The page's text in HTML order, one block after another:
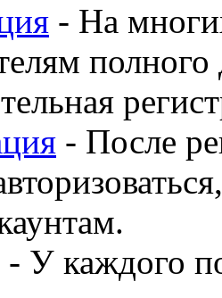
- На
полного
- После
- У каждого